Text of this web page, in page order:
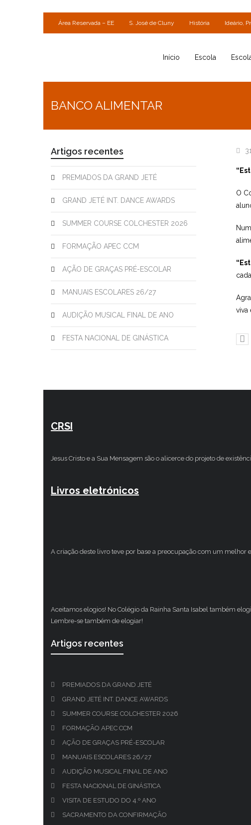
Área Reservada – EE S. José de Cluny História Ideário,
Início Escola
BANCO ALIMENTAR
O
viva
Artigos recentes
PREMIADOS DA GRAND JETÉ
GRAND JETÉ INT. DANCE AWARDS
SUMMER COURSE COLCHESTER 2026
FORMAÇÃO APEC CCM
AÇÃO DE GRAÇAS PRÉ-ESCOLAR
MANUAIS ESCOLARES 26/27
AUDIÇÃO MUSICAL FINAL DE ANO
FESTA NACIONAL DE GINÁSTICA
CRSI
Jesus Cristo e a Sua Mensagem são o alicerce do projeto de
Livros eletrónicos
A criação deste livro teve por base a preocupação com um melhor
Aceitamos elogios! No Colégio da Rainha Santa Isabel também
Lembre-se também de elogiar!
Artigos recentes
PREMIADOS DA GRAND JETÉ
GRAND JETÉ INT. DANCE AWARDS
SUMMER COURSE COLCHESTER 2026
FORMAÇÃO APEC CCM
AÇÃO DE GRAÇAS PRÉ-ESCOLAR
MANUAIS ESCOLARES 26/27
AUDIÇÃO MUSICAL FINAL DE ANO
FESTA NACIONAL DE GINÁSTICA
VISITA DE ESTUDO DO 4.º ANO
SACRAMENTO DA CONFIRMAÇÃO